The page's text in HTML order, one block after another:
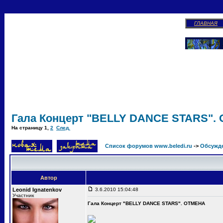
ГЛАВНАЯ
Гала Концерт "BELLY DANCE
На страницу 1 2 След.
Список форумов www.beledi.ru ->
Автор
Leonid Ignatenkov
Участник
3.6.2010 15:04:48
Гала Концерт "BELLY DANCE STARS". ОТМЕНА